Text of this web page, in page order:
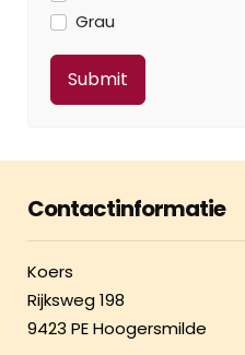
Grau
Contactinformatie
Koers
Rijksweg 198
9423 PE Hoogersmilde